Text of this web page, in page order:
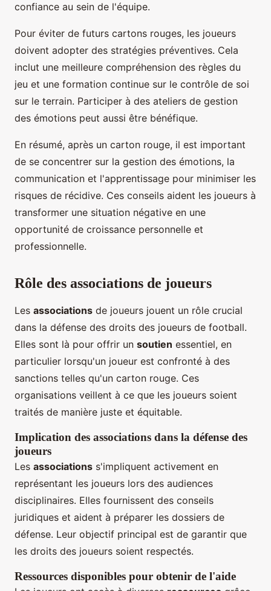
confiance au sein de l'équipe.
Pour éviter de futurs cartons rouges, les joueurs
doivent adopter des stratégies préventives. Cela
inclut une meilleure compréhension des règles du
jeu et une formation continue sur le contrôle de soi
sur le terrain. Participer à des ateliers de gestion
des émotions peut aussi être bénéfique.
En résumé, après un carton rouge, il est important
de se concentrer sur la gestion des émotions, la
communication et l'apprentissage pour minimiser les
risques de récidive. Ces conseils aident les joueurs à
transformer une situation négative en une
opportunité de croissance personnelle et
professionnelle.
Rôle des associations de joueurs
Les associations de joueurs jouent un rôle crucial
dans la défense des droits des joueurs de football.
Elles sont là pour offrir un soutien essentiel, en
particulier lorsqu'un joueur est confronté à des
sanctions telles qu'un carton rouge. Ces
organisations veillent à ce que les joueurs soient
traités de manière juste et équitable.
Implication des associations dans la défense des
joueurs
Les associations s'impliquent activement en
représentant les joueurs lors des audiences
disciplinaires. Elles fournissent des conseils
juridiques et aident à préparer les dossiers de
défense. Leur objectif principal est de garantir que
les droits des joueurs soient respectés.
Ressources disponibles pour obtenir de l'aide